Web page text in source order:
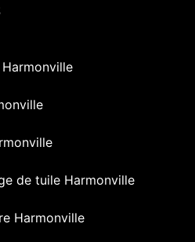
de tuile Harmonville
Harmonville